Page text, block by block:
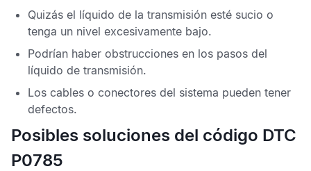
Quizás el líquido de la transmisión esté sucio o
tenga un nivel excesivamente bajo.
Podrían haber obstrucciones en los pasos del
líquido de transmisión.
Los cables o conectores del sistema pueden tener
defectos.
Posibles soluciones del código DTC
P0785